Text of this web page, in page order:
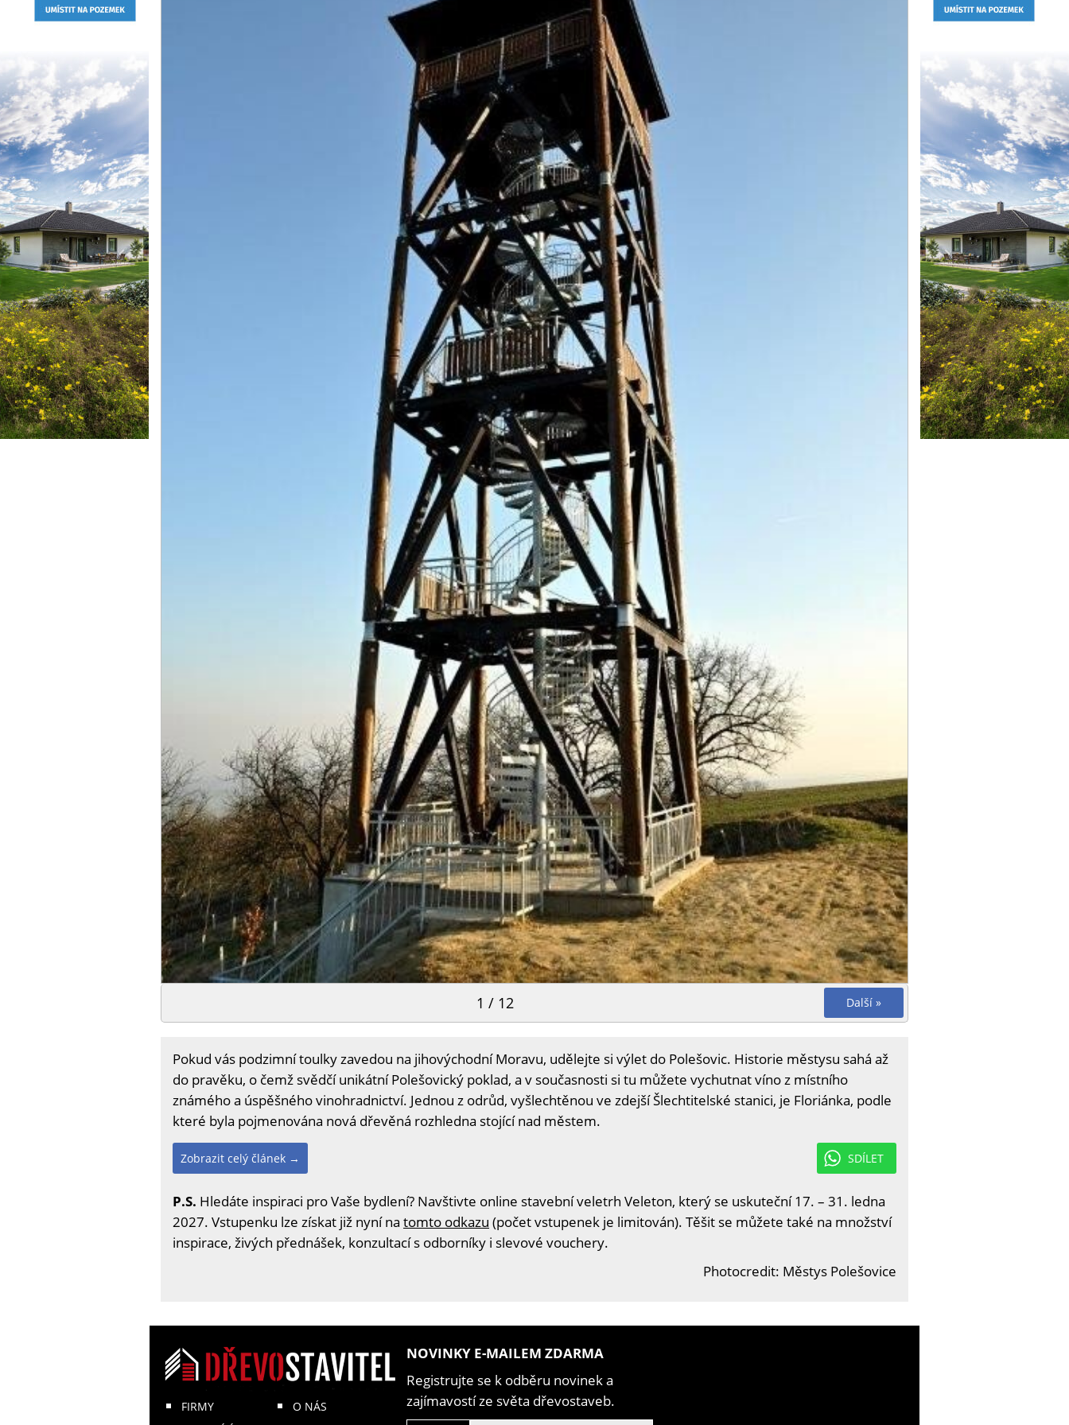
Další »
1 / 12
Pokud vás podzimní toulky zavedou na jihovýchodní Moravu, udělejte si výlet do Polešovic. Historie městysu sahá až
do pravěku, o čemž svědčí unikátní Polešovický poklad, a v současnosti si tu můžete vychutnat víno z místního
známého a úspěšného vinohradnictví. Jednou z odrůd, vyšlechtěnou ve zdejší Šlechtitelské stanici, je Floriánka, podle
které byla pojmenována nová dřevěná rozhledna stojící nad městem.
SDÍLET
Zobrazit celý článek →
P.S. Hledáte inspiraci pro Vaše bydlení? Navštivte online stavební veletrh Veleton, který se uskuteční 17. – 31. ledna
2027. Vstupenku lze získat již nyní na tomto odkazu (počet vstupenek je limitován). Těšit se můžete také na množství
inspirace, živých přednášek, konzultací s odborníky i slevové vouchery.
Photocredit: Městys Polešovice
FIRMY
O NÁS
NOVINKY E-MAILEM ZDARMA
Registrujte se k odběru novinek a
zajímavostí ze světa dřevostaveb.